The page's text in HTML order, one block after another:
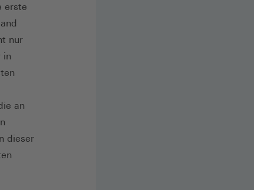
erste
nur
in
an
dieser